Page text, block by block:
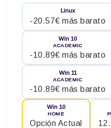
Linux
-20.57€ más barato
Win 10
ACADEMIC
-10.89€ más barato
Win 11
ACADEMIC
-10.89€ más barato
Win 10
HOME
Opción Actual